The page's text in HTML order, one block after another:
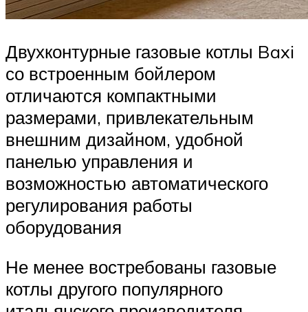
Двухконтурные газовые котлы Baxi
со встроенным бойлером
отличаются компактными
размерами, привлекательным
внешним дизайном, удобной
панелью управления и
возможностью автоматического
регулирования работы
оборудования
Не менее востребованы газовые
котлы другого популярного